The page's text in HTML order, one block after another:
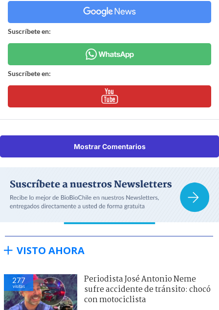
Suscríbete en:
Suscríbete en:
Mostrar Comentarios
VISTO AHORA
277
visitas
Periodista José Antonio Neme
sufre accidente de tránsito: chocó
con motociclista